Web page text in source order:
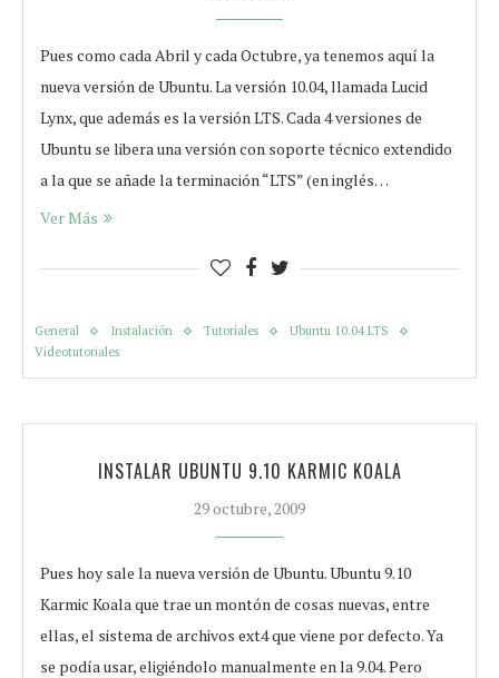
Pues como cada Abril y cada Octubre, ya tenemos aquí la
nueva versión de Ubuntu. La versión 10.04, llamada Lucid
Lynx, que además es la versión LTS. Cada 4 versiones de
Ubuntu se libera una versión con soporte técnico extendido
a la que se añade la terminación “LTS” (en inglés…
Ver Más
General Instalación Tutoriales
Ubuntu 10.04 LTS
Videotutoriales
INSTALAR UBUNTU 9.10 KARMIC KOALA
29 octubre, 2009
Pues hoy sale la nueva versión de Ubuntu. Ubuntu 9.10
Karmic Koala que trae un montón de cosas nuevas, entre
ellas, el sistema de archivos ext4 que viene por defecto. Ya
se podía usar, eligiéndolo manualmente en la 9.04. Pero